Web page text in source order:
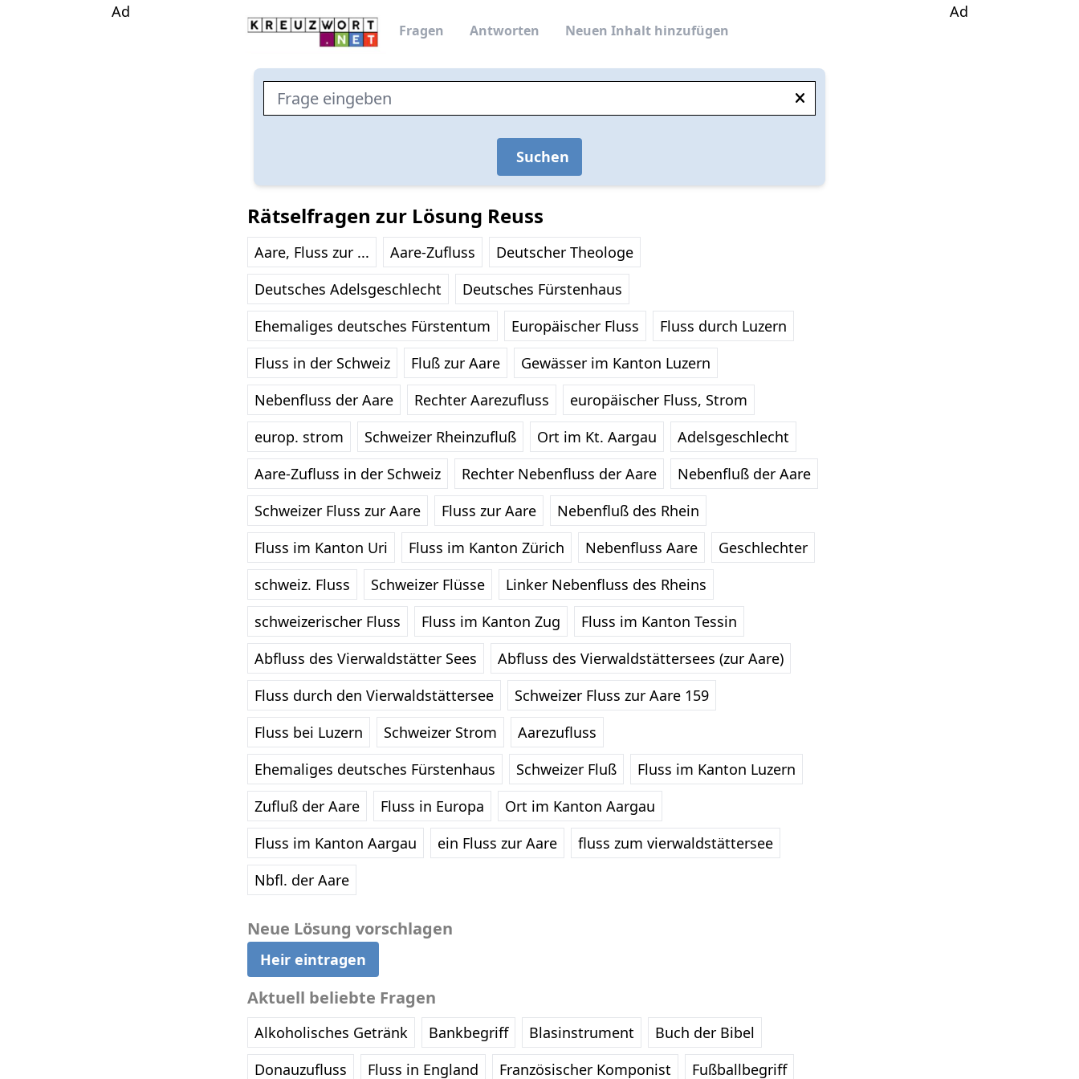
Fragen Antworten Neuen Inhalt hinzufügen
Ad Ad
Suchen
Rätselfragen zur Lösung Reuss
Aare, Fluss zur ... Aare-Zufluss
Deutscher Theologe
Deutsches Adelsgeschlecht
Deutsches Fürstenhaus
Ehemaliges deutsches Fürstentum
Europäischer Fluss
Fluss durch Luzern
Fluss in der Schweiz
Fluß zur Aare
Gewässer im Kanton Luzern
Nebenfluss der Aare
Rechter Aarezufluss
europäischer Fluss, Strom
europ. strom
Schweizer Rheinzufluß Ort im Kt. Aargau
Adelsgeschlecht
Aare-Zufluss in der Schweiz
Rechter Nebenfluss der Aare
Nebenfluß der Aare
Schweizer Fluss zur Aare
Fluss zur Aare
Nebenfluß des Rhein
Fluss im Kanton Uri
Fluss im Kanton Zürich Nebenfluss Aare
Geschlechter
schweiz. Fluss
Schweizer Flüsse
Linker Nebenfluss des Rheins
schweizerischer Fluss
Fluss im Kanton Zug
Fluss im Kanton Tessin
Abfluss des Vierwaldstätter Sees
Abfluss des Vierwaldstättersees (zur Aare)
Fluss durch den Vierwaldstättersee
Schweizer Fluss zur Aare 159
Fluss bei Luzern
Schweizer Strom
Aarezufluss
Ehemaliges deutsches Fürstenhaus
Schweizer Fluß
Fluss im Kanton Luzern
Zufluß der Aare
Fluss in Europa
Ort im Kanton Aargau
Fluss im Kanton Aargau
ein Fluss zur Aare
fluss zum vierwaldstättersee
Nbfl. der Aare
Neue Lösung vorschlagen
Heir eintragen
Aktuell beliebte Fragen
Alkoholisches Getränk Bankbegriff Blasinstrument
Buch der Bibel
Donauzufluss
Fluss in England Französischer Komponist Fußballbegriff